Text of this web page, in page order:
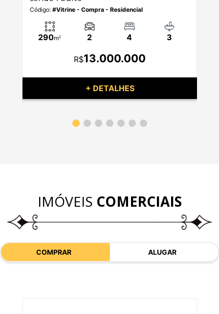
Código: #Vitrine - Compra - Residencial
290m2 2 4 3
R$13.000.000
+ DETALHES
IMÓVEIS COMERCIAIS
COMPRAR ALUGAR